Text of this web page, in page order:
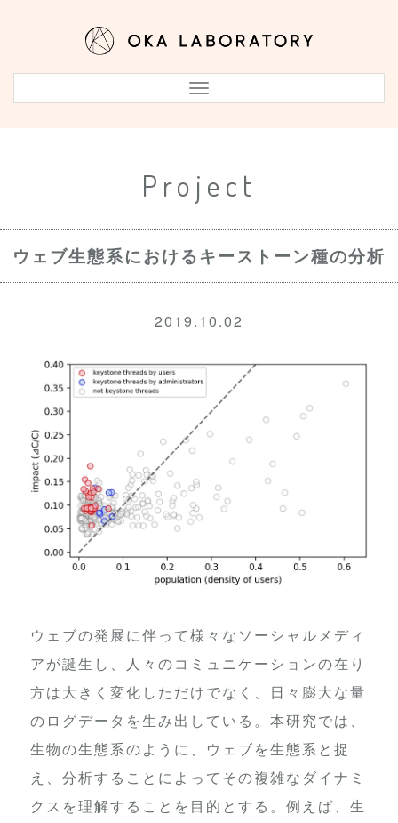
Toggle
Navigation
Project
ウェブ生態系におけるキーストーン種の分析
2019.10.02
ウェブの発展に伴って様々なソーシャルメディ
アが誕生し、人々のコミュニケーションの在り
方は大きく変化しただけでなく、日々膨大な量
のログデータを生み出している。本研究では、
生物の生態系のように、ウェブを生態系と捉
え、分析することによってその複雑なダイナミ
クスを理解することを目的とする。例えば、生